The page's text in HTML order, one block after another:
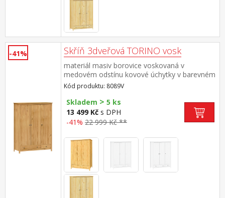
-41% Skříň 3dveřová TORINO vosk
materiál masiv borovice voskovaná v
medovém odstínu kovové úchytky v barevném
provedení černěná mosaz prostor dělený v
poměru 2:1 širší část šatní tyč a police, užší
část 3 police ve spodní části 2 zásuvky s
kovovými pojezdy doporučený nástavec 8189V
Kód produktu: 8089V
Skladem > 5 ks
13 499 Kč s DPH
-41% 22 999 Kč **